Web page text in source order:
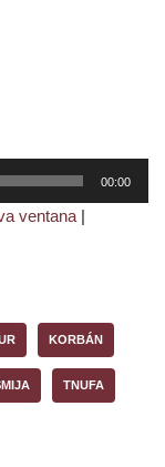
00:00
ventana |
KORBÁN
TNUFA